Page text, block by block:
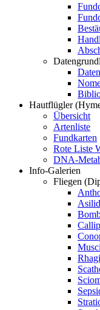
Hautflügler
Übersicht
Artenliste
Fundkarten
Rote Liste
DNA-
Info-Galerien
Fliegen